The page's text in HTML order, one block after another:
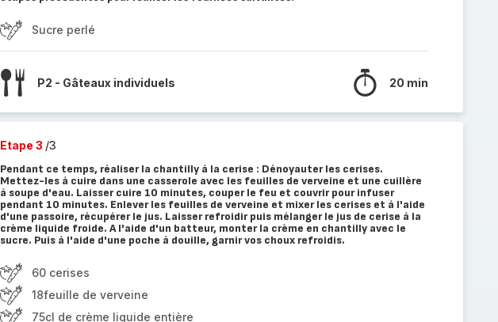
Sucre perlé
P2 - Gâteaux individuels 20 min
Etape 3 /3
Pendant ce temps, réaliser la chantilly à la cerise : Dénoyauter les cerises.
Mettez-les à cuire dans une casserole avec les feuilles de verveine et une cuillère
à soupe d'eau. Laisser cuire 10 minutes, couper le feu et couvrir pour infuser
pendant 10 minutes. Enlever les feuilles de verveine et mixer les cerises et à l'aide
d'une passoire, récupérer le jus. Laisser refroidir puis mélanger le jus de cerise à la
crème liquide froide. A l'aide d'un batteur, monter la crème en chantilly avec le
sucre. Puis à l'aide d'une poche à douille, garnir vos choux refroidis.
60 cerises
18feuille de verveine
75cl de crème liquide entière